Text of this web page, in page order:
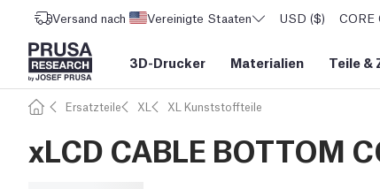
Versand nach Vereinigte Staaten USD ($) CORE
3D-Drucker Materialien Teile &
Ersatzteile XL XL Kunststoffteile
xLCD CABLE BOTTOM